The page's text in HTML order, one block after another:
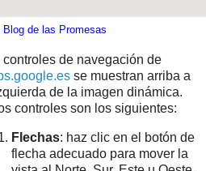
de las Promesas
controles de navegación de
se muestran arriba a
de la imagen dinámica.
controles son los siguientes:
Flechas: haz clic en el botón de
flecha adecuado para mover la